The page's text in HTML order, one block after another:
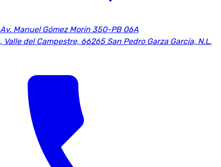
Av. Manuel Gómez Morín 350-PB 06A
, Valle del Campestre, 66265 San Pedro Garza García, N.L.